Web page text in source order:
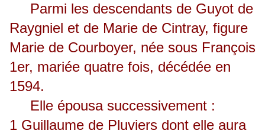
Parmi les descendants de Guyot de
Raygniel et de Marie de Cintray, figure
Marie de Courboyer, née sous François
1er, mariée quatre fois, décédée en
1594.
Elle épousa successivement :
1 Guillaume de Pluviers dont elle aura